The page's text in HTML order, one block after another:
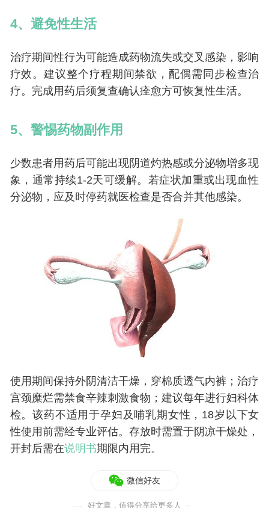
4、避免性生活
治疗期间性行为可能造成药物流失或交叉感染，影响
疗效。建议整个疗程期间禁欲，配偶需同步检查治
疗。完成用药后须复查确认痊愈方可恢复性生活。
5、警惕药物副作用
少数患者用药后可能出现阴道灼热感或分泌物增多现
象，通常持续1-2天可缓解。若症状加重或出现血性
分泌物，应及时停药就医检查是否合并其他感染。
使用期间保持外阴清洁干燥，穿棉质透气内裤；治疗
宫颈糜烂需禁食辛辣刺激食物；建议每年进行妇科体
检。该药不适用于孕妇及哺乳期女性，18岁以下女
性使用前需经专业评估。存放时需置于阴凉干燥处，
开封后需在说明书期限内用完。
微信好友
好文章，值得分享给更多人